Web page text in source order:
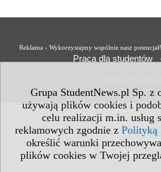
Grupa StudentNews.pl Sp. z
używają plików cookies i
celu realizacji m.in. usług
reklamowych zgodnie z Polityką
określić warunki
plików cookies w Twojej
Reklama - Wykorzystajmy wspólnie nasz potencjał!
Praca dla studentów